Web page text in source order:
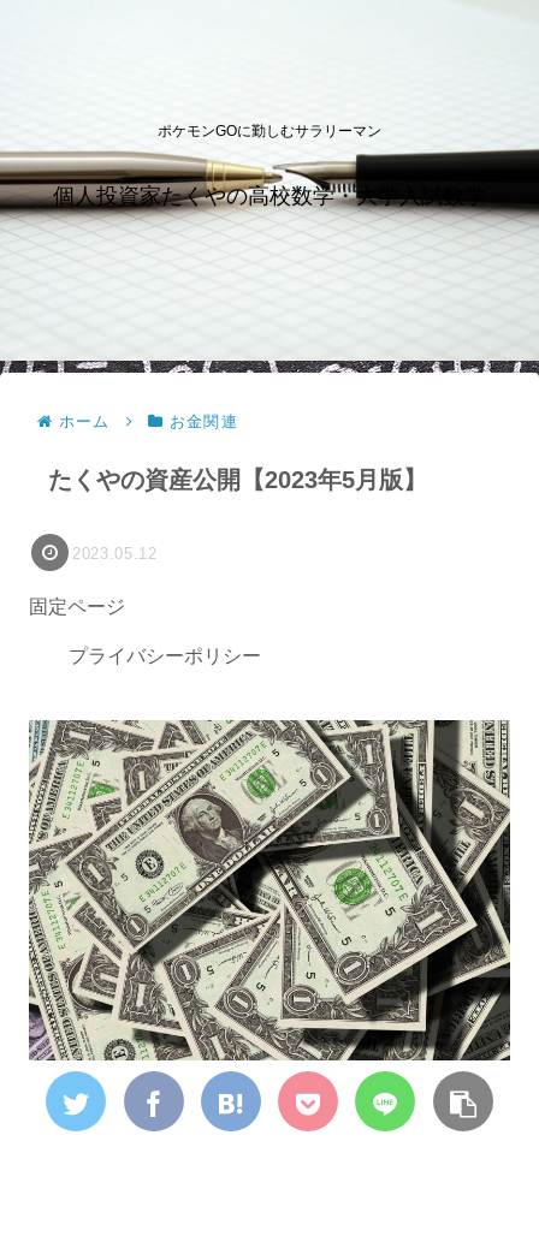
ポケモンGOに勤しむサラリーマン
個人投資家たくやの高校数学・大学入試数学
ホーム お金関連
たくやの資産公開【2023年5月版】
2023.05.12
固定ページ
プライバシーポリシー